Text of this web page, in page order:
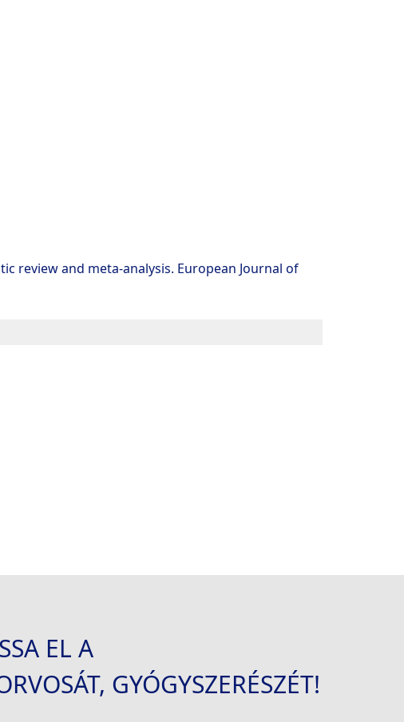
review and meta‐analysis. European Journal of
EL A
GYÓGYSZERÉSZÉT!